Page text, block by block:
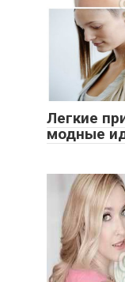
Легкие
модные